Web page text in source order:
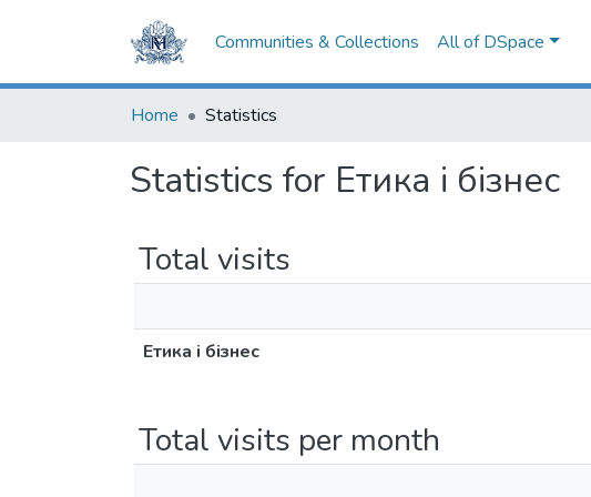
Communities & Collections All of DSpace
Home Statistics
Statistics for Етика і бізнес
Total visits
Етика і бізнес
Total visits per month